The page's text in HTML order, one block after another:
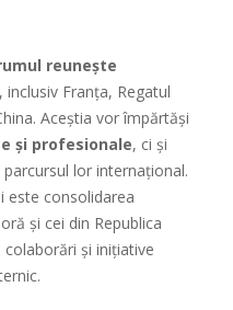
reunește
, inclusiv Franța, Regatul
Aceștia vor împărtăși
și profesionale, ci și
parcursul lor internațional.
este consolidarea
și cei din Republica
și inițiative